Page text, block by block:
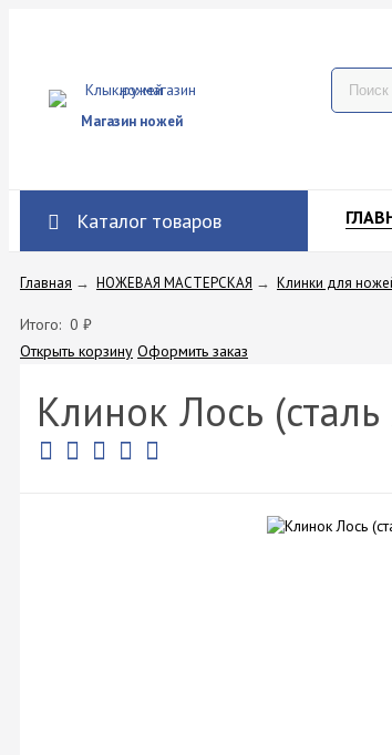
Магазин ножей
Каталог товаров
Главная → НОЖЕВАЯ МАСТЕРСКАЯ → Клинки для
Итого: 0 ₽
Открыть корзину Оформить заказ
Клинок Лось